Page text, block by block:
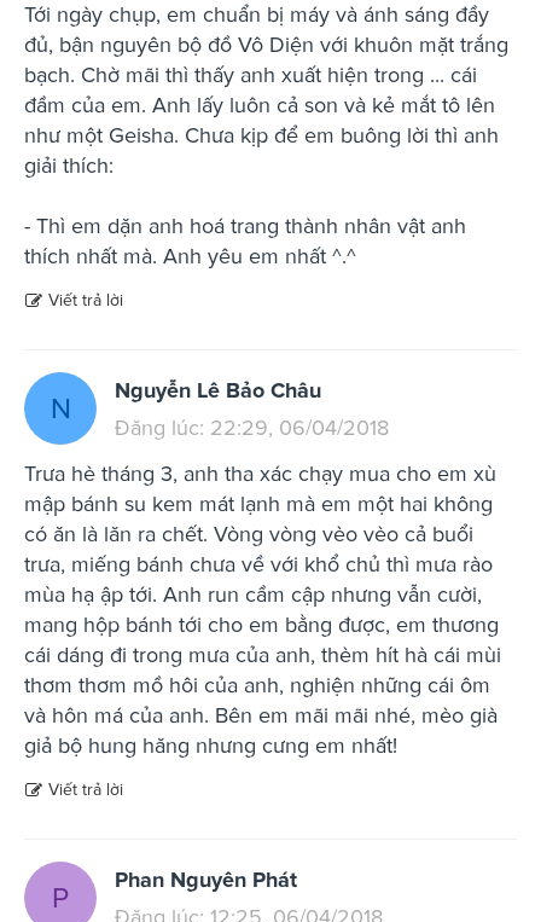
Tới ngày chụp, em chuẩn bị máy và ánh sáng đầy
đủ, bận nguyên bộ đồ Vô Diện với khuôn mặt trắng
bạch. Chờ mãi thì thấy anh xuất hiện trong ... cái
đầm của em. Anh lấy luôn cả son và kẻ mắt tô lên
như một Geisha. Chưa kịp để em buông lời thì anh
giải thích:
- Thì em dặn anh hoá trang thành nhân vật anh
thích nhất mà. Anh yêu em nhất ^.^
Viết trả lời
N
Nguyễn Lê Bảo Châu
Đăng lúc: 22:29, 06/04/2018
Trưa hè tháng 3, anh tha xác chạy mua cho em xù
mập bánh su kem mát lạnh mà em một hai không
có ăn là lăn ra chết. Vòng vòng vèo vèo cả buổi
trưa, miếng bánh chưa về với khổ chủ thì mưa rào
mùa hạ ập tới. Anh run cầm cập nhưng vẫn cười,
mang hộp bánh tới cho em bằng được, em thương
cái dáng đi trong mưa của anh, thèm hít hà cái mùi
thơm thơm mồ hôi của anh, nghiện những cái ôm
và hôn má của anh. Bên em mãi mãi nhé, mèo già
giả bộ hung hăng nhưng cưng em nhất!
Viết trả lời
P
Phan Nguyên Phát